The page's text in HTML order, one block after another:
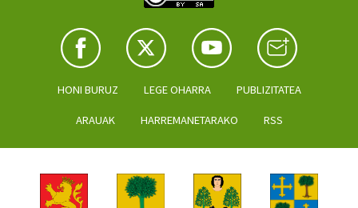
HONI BURUZ LEGE OHARRA PUBLIZITATEA
ARAUAK HARREMANETARAKO RSS